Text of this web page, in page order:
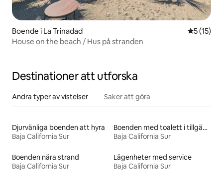
Boende i La Trinadad 5 av 5 i
5 (15)
House on the beach / Hus på stranden
Destinationer att utforska
Andra typer av vistelser Saker att göra
Djurvänliga boenden att hyra
Baja California Sur
Boenden med toalett i tillgänglighetsanpassad höjd
Baja California Sur
Boenden nära strand
Baja California Sur
Lägenheter med service
Baja California Sur